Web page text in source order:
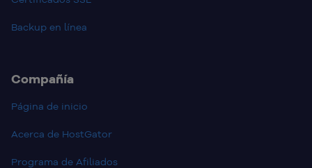
Backup en línea
Compañía
Página de inicio
Acerca de HostGator
Programa de Afiliados